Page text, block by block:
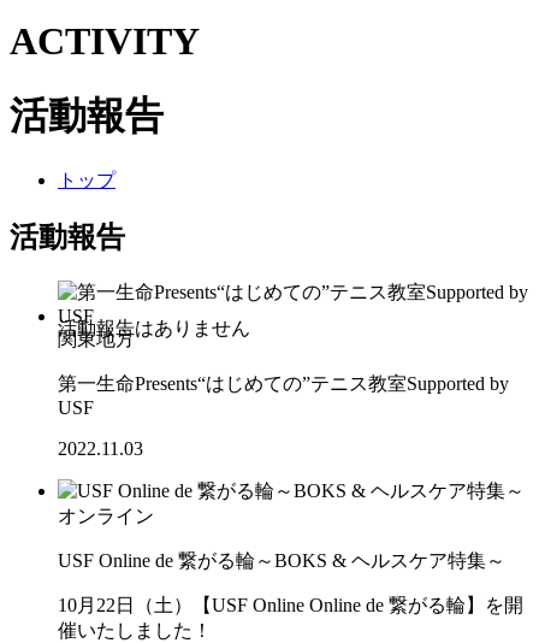
ACTIVITY
活動報告
トップ
活動報告
関東地方
第一生命Presents“はじめての”テニス教室Supported by
USF
2022.11.03
オンライン
USF Online de 繋がる輪～BOKS & ヘルスケア特集～
10月22日（土）【USF Online Online de 繋がる輪】を開
催いたしました！